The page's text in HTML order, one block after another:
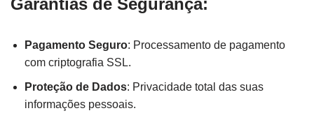
Garantias de Segurança:
Pagamento Seguro: Processamento de pagamento
com criptografia SSL.
Proteção de Dados: Privacidade total das suas
informações pessoais.